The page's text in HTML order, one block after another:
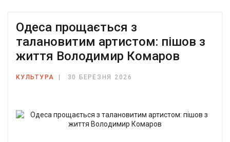
Одеса прощається з
талановитим артистом: пішов з
життя Володимир Комаров
КУЛЬТУРА 30 БЕРЕЗНЯ 2026